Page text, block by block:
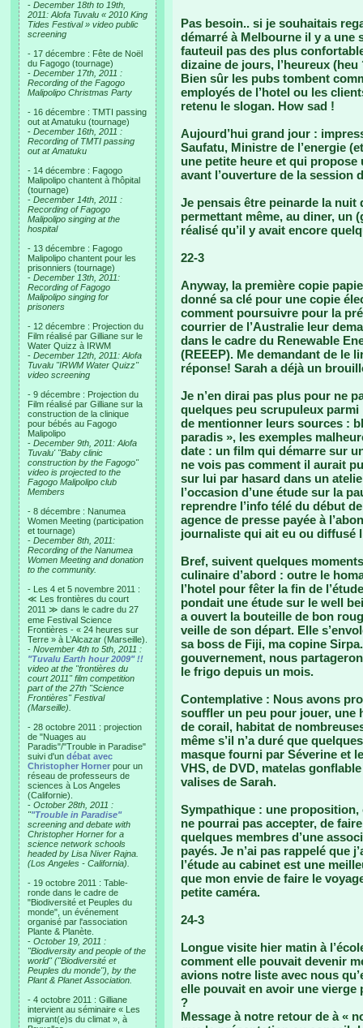
- December 18th to 19th,
2011: Alofa Tuvalu « 2010 King
Tides Festival » video public
screening
- 17 décembre : Fête de Noël
du Fagogo (tournage)
- December 17th, 2011 :
Recording of the Fagogo
Malipolipo Christmas Party
- 16 décembre : TMTI passing
out at Amatuku (tournage)
- December 16th, 2011 :
Recording of TMTI passing
out at Amatuku
- 14 décembre : Fagogo
Malipolipo chantent à l'hôpital
(tournage)
- December 14th, 2011 :
Recording of Fagogo
Malipolipo singing at the
hospital
- 13 décembre : Fagogo
Malipolipo chantent pour les
prisonniers (tournage)
- December 13th, 2011:
Recording of Fagogo
Malipolipo singing for
prisoners
- 12 décembre : Projection du
Film réalisé par Gilliane sur le
Water Quizz à IRWM
- December 12th, 2011: Alofa
Tuvalu "IRWM Water Quizz"
video screening
- 9 décembre : Projection du
Film réalisé par Gilliane sur la
construction de la clinique
pour bébés au Fagogo
Malipolipo
- December 9th, 2011: Alofa
Tuvalu' "Baby clinic
construction by the Fagogo"
video is projected to the
Fagogo Malipolipo club
Members
- 8 décembre : Nanumea
Women Meeting (participation
et tournage)
- December 8th, 2011:
Recording of the Nanumea
Women Meeting and donation
to the community.
- Les 4 et 5 novembre 2011 :
≪ Les frontières du court
2011 ≫ dans le cadre du 27
eme Festival Science
Frontières - « 24 heures sur
Terre » à L’Alcazar (Marseille).
- November 4th to 5th, 2011 :
"Tuvalu Earth hour 2009" !!
video at the "frontières du
court 2011" film competition
part of the 27th "Science
Frontières" Festival
(Marseille).
- 28 octobre 2011 : projection
de "Nuages au
Paradis"/"Trouble in Paradise"
suivi d'un débat avec
Christopher Horner pour un
réseau de professeurs de
sciences à Los Angeles
(Californie).
- October 28th, 2011 :
""Trouble in Paradise"
screening and debate with
Christopher Horner for a
science network schools
headed by Lisa Niver Rajna.
(Los Angeles - California).
- 19 octobre 2011 : Table-
ronde dans le cadre de
"Biodiversité et Peuples du
monde", un événement
organisé par l'association
Plante & Planète.
- October 19, 2011 :
"Biodiversity and people of the
world" ("Biodiversité et
Peuples du monde"), by the
Plant & Planet Association.
- 4 octobre 2011 : Gilliane
intervient au séminaire « Les
migrant(e)s du climat », à
Pas besoin.. si je souhaitais
démarré à Melbourne il y a une
fauteuil pas des plus
dizaine de jours, l’heureux
Bien sûr les pubs tombent
employés de l’hotel ou les
retenu le slogan. How sad !
Aujourd’hui grand jour :
Saufatu, Ministre de l’energie
une petite heure et qui
avant l’ouverture de la session
Je pensais être peinarde la nuit
permettant même, au diner, un
réalisé qu’il y avait encore
22-3
Anyway, la première copie
donné sa clé pour une copie
comment poursuivre pour la
courrier de l’Australie leur
dans le cadre du Renewable
(REEEP). Me demandant de le
réponse! Sarah a déjà un
Je n’en dirai pas plus pour ne
quelques peu scrupuleux
de mentionner leurs sources :
paradis », les exemples
date : un film qui démarre sur
ne vois pas comment il aurait
sur lui par hasard dans un
l’occasion d’une étude sur la
reprendre l’info télé du début
agence de presse payée à
journaliste qui ait eu ou diffusé
Bref, suivent quelques
culinaire d’abord : outre le
l’hotel pour fêter la fin de
pondait une étude sur le well
a ouvert la bouteille de bon
veille de son départ. Elle
sa boss de Fiji, ma copine
gouvernement, nous
le frigo depuis un mois.
Contemplative : Nous avons
souffler un peu pour jouer, une
de corail, habitat de
même s’il n’a duré que
masque fourni par Séverine et
VHS, de DVD, matelas
valises de Sarah.
Sympathique : une proposition,
ne pourrai pas accepter, de
quelques membres d’une
payés. Je n’ai pas rappelé que
l’étude au cabinet est une
que mon envie de faire le
petite caméra.
24-3
Longue visite hier matin à
comment elle pouvait devenir
avions notre liste avec nous
elle pouvait en avoir une
?
Message à notre retour de à «